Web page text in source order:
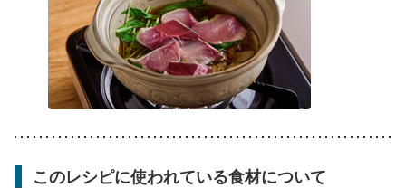
このレシピに使われている食材について